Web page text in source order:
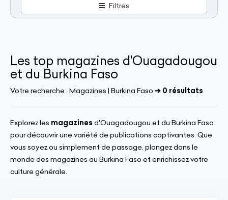
Filtres
Les top magazines d'Ouagadougou
et du Burkina Faso
Votre recherche : Magazines | Burkina Faso ➔ 0 résultats
Explorez les magazines d'Ouagadougou et du Burkina Faso
pour découvrir une variété de publications captivantes. Que
vous soyez ou simplement de passage, plongez dans le
monde des magazines au Burkina Faso et enrichissez votre
culture générale.